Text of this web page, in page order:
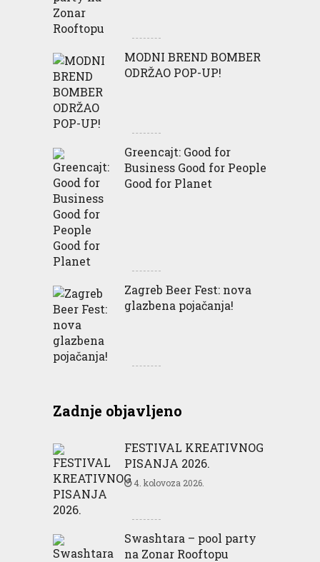
MODNI BREND BOMBER
ODRŽAO POP-UP!
Greencajt: Good for
Business Good for People
Good for Planet
Zagreb Beer Fest: nova
glazbena pojačanja!
Zadnje objavljeno
FESTIVAL KREATIVNOG
PISANJA 2026.
4. kolovoza 2026.
Swashtara – pool party
na Zonar Rooftopu